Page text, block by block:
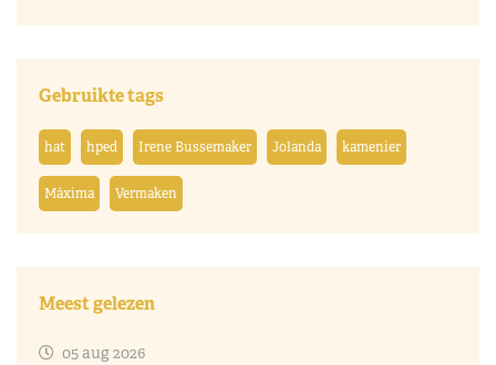
Gebruikte tags
hat hped Irene Bussemaker Jolanda kamenier
Máxima Vermaken
Meest gelezen
05 aug 2026